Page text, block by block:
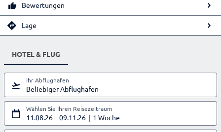
Bewertungen
Lage
HOTEL & FLUG
Ihr Abflughafen
Beliebiger Abflughafen
Wählen Sie Ihren Reisezeitraum
11.08.26–09.11.26 1 Woche